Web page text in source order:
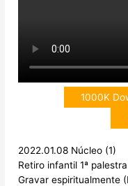
1000K
2022.01.08 Núcleo (1)
Retiro infantil 1ª palestra
Gravar espiritualmente